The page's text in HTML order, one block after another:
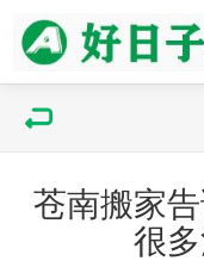
苍南搬家
很